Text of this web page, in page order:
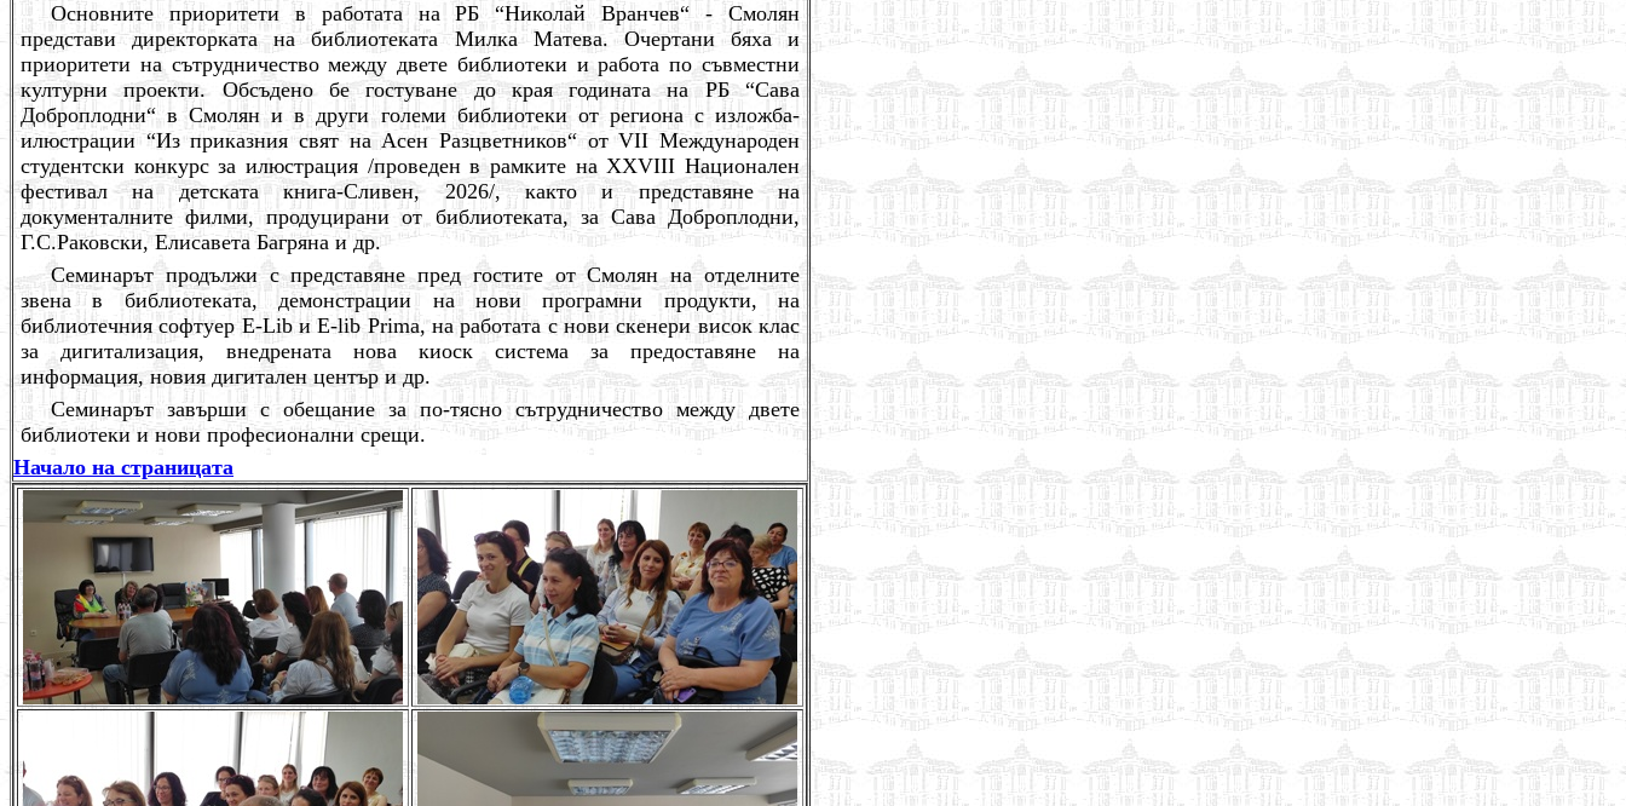
Основните приоритети в работата на РБ “Николай Вранчев“ - Смолян
представи директорката на библиотеката Милка Матева. Очертани бяха и
приоритети на сътрудничество между двете библиотеки и работа по съвместни
културни проекти. Обсъдено бе гостуване до края годината на РБ “Сава
Доброплодни“ в Смолян и в други големи библиотеки от региона с изложба-
илюстрации “Из приказния свят на Асен Разцветников“ отVIIМеждународен
студентски конкурс за илюстрация /проведен в рамките наXXVIIIНационален
фестивал на детската книга-Сливен, 2026/, както и представяне на
документалните филми, продуцирани от библиотеката, за Сава Доброплодни,
Г.С.Раковски, Елисавета Багряна и др.
Семинарът продължи с представяне пред гостите от Смолян на отделните
звена в библиотеката, демонстрации на нови програмни продукти, нa
библиотечния софтуерE-Lib и E-lib Prima,на работата с нови скенери висок клас
за дигитализация, внедрената нова киоск система за предоставяне на
информация, новия дигитален център и др.
Семинарът завърши с обещание за по-тясно сътрудничество между двете
библиотеки и нови професионални срещи.
Начало на страницата